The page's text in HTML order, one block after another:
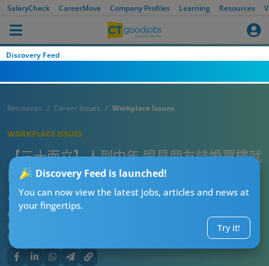
SalaryCheck CareerMove Company Profiles Learning Resources
Discovery Feed
Discovery Feed is launched!
You can now view the latest jobs, articles and news at
your fingertips.
Try it!
Resources Career Issues Workplace Issues
WORKPLACE ISSUES
【三十而立】人到中年 眼見朋友結婚買樓就
開始覺得焦慮 網民：由讀U開始就對事業焦
慮
CTgoodjobs’ Editor
Published:
Updated: